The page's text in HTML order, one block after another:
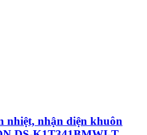
nhiệt, nhận diện khuôn